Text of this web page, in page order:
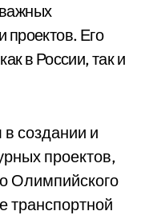
проектов. Его
в России, так и
создании и
проектов,
Олимпийского
транспортной